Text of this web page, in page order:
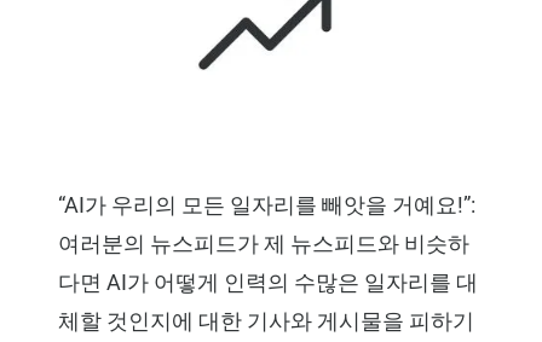
“AI가 우리의 모든 일자리를 빼앗을 거예요!”:
여러분의 뉴스피드가 제 뉴스피드와 비슷하
다면 AI가 어떻게 인력의 수많은 일자리를 대
체할 것인지에 대한 기사와 게시물을 피하기